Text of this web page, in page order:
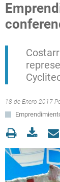
18 de Enero 2017